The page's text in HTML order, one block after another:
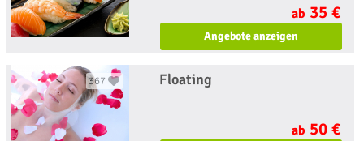
ab 35 €
Angebote anzeigen
367 Floating
ab 50 €